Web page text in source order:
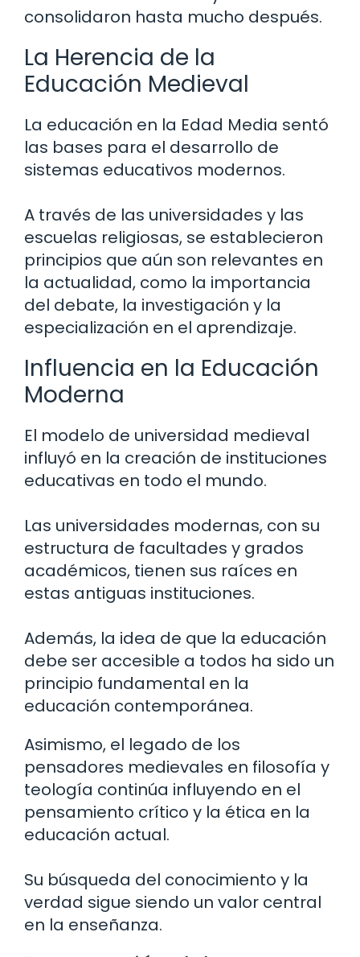
consolidaron hasta mucho después.
La Herencia de la
Educación Medieval
La educación en la Edad Media sentó
las bases para el desarrollo de
sistemas educativos modernos.
A través de las universidades y las
escuelas religiosas, se establecieron
principios que aún son relevantes en
la actualidad, como la importancia
del debate, la investigación y la
especialización en el aprendizaje.
Influencia en la Educación
Moderna
El modelo de universidad medieval
influyó en la creación de instituciones
educativas en todo el mundo.
Las universidades modernas, con su
estructura de facultades y grados
académicos, tienen sus raíces en
estas antiguas instituciones.
Además, la idea de que la educación
debe ser accesible a todos ha sido un
principio fundamental en la
educación contemporánea.
Asimismo, el legado de los
pensadores medievales en filosofía y
teología continúa influyendo en el
pensamiento crítico y la ética en la
educación actual.
Su búsqueda del conocimiento y la
verdad sigue siendo un valor central
en la enseñanza.